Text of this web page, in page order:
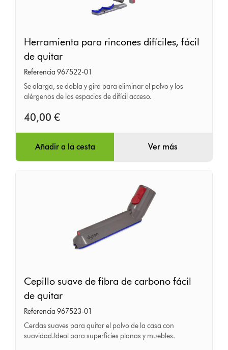
para
rincones
difíciles,
fácil
quitar
Herramienta para rincones difíciles, fácil
de quitar
Referencia 967522-01
Se alarga, se dobla y gira para eliminar el polvo y los
alérgenos de los espacios de difícil acceso.
40,00 €
Añadir a la cesta Ver más
suave
de
fibra
de
Cepillo suave de fibra de carbono fácil
de quitar
Referencia 967523-01
Cerdas suaves para quitar el polvo de la casa con
suavidad.Ideal para superficies planas y muebles.